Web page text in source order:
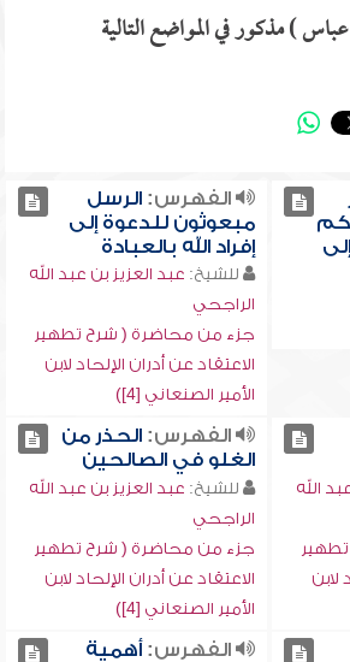
) مذكور في المواضع التالية
الفهرس:الرسل
مبعوثون للدعوة إلى
إفراد الله بالعبادة
للشيخ: عبد العزيز بن عبد الله
الراجحي
جزء من محاضرة ( شرح تطهير
الاعتقاد عن أدران الإلحاد لابن
الأمير الصنعاني [4])
الله
لابن
الفهرس:الحذر من
الغلو في الصالحين
للشيخ: عبد العزيز بن عبد الله
الراجحي
جزء من محاضرة ( شرح تطهير
الاعتقاد عن أدران الإلحاد لابن
الأمير الصنعاني [4])
الفهرس:أهمية